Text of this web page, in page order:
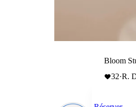
Bloom
32·R.